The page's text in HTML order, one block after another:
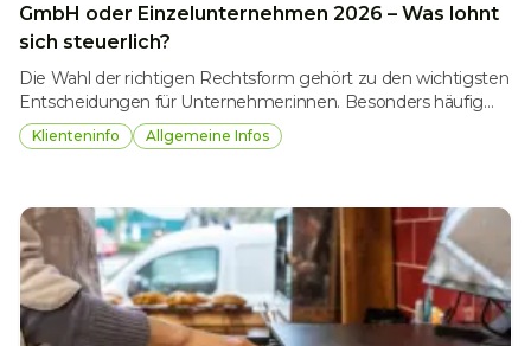
GmbH oder Einzelunternehmen 2026 – Was lohnt
sich steuerlich?
Die Wahl der richtigen Rechtsform gehört zu den wichtigsten
Entscheidungen für Unternehmer:innen. Besonders häufig
stellt sich die Frage: Einzelunternehmen oder GmbH? Beide
Varianten bieten steuerliche Vor- und Nachteile, die je nach
Entscheidung vor allem aus steuerlicher Sicht weiterhin ein
zentrales Thema.
Klienteninfo Allgemeine Infos